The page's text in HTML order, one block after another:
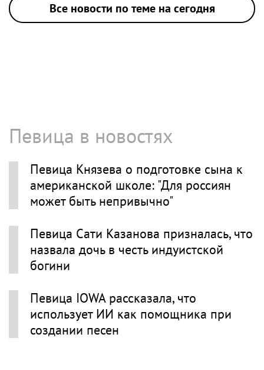
Все новости по теме на сегодня
Певица в новостях
Певица Князева о подготовке сына к
американской школе: "Для россиян
может быть непривычно"
Певица Сати Казанова призналась, что
назвала дочь в честь индуистской
богини
Певица IOWA рассказала, что
использует ИИ как помощника при
создании песен